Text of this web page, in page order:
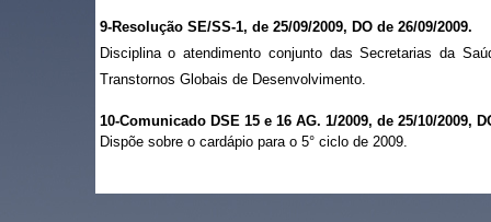
9-Resolução SE/SS-1, de 25/09/2009, DO de 26/09/2009.
Disciplina o atendimento conjunto das Secretarias da
Transtornos Globais de Desenvolvimento.
10-Comunicado DSE 15 e 16 AG. 1/2009, de 25/10/2009,
Dispõe sobre o cardápio para o 5° ciclo de 2009.